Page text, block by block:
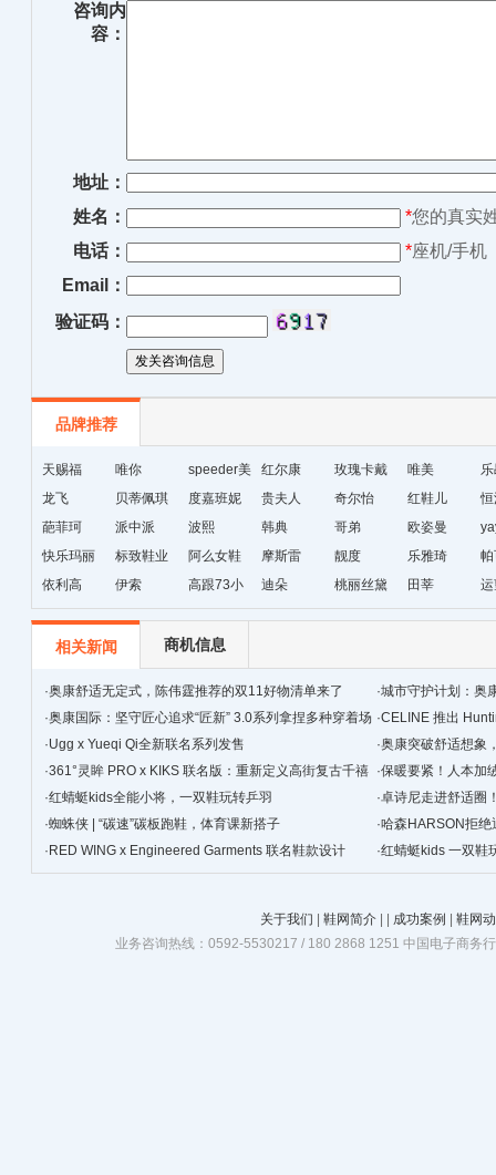
咨询内
容：
地址：
姓名：
*您的真实
电话：
*座机/手机
Email：
验证码：
品牌推荐
天赐福 唯你
speeder美
国暴龙
红尔康
玫瑰卡戴
尔
唯美
龙飞
贝蒂佩琪 度嘉班妮 贵夫人 奇尔怡 红鞋儿
葩菲珂
派中派 波熙 韩典 哥弟 欧姿曼
快乐玛丽
标致鞋业 阿么女鞋 摩斯雷 靓度 乐雅琦
依利高
伊索
高跟73小
时
迪朵 桃丽丝黛 田莘
相关新闻 商机信息
·奥康舒适无定式，陈伟霆推荐的双11好物清单来了 ·城市守护计划：奥
·奥康国际：坚守匠心追求“匠新” 3.0系列拿捏多种穿着场
景
·CELINE 推出
·Ugg x Yueqi Qi全新联名系列发售 ·奥康突破舒适想象
·361°灵眸 PRO x KIKS 联名版：重新定义高街复古千禧
跑鞋
·保暖要紧！人本加
·红蜻蜓kids全能小将，一双鞋玩转乒羽 ·卓诗尼走进舒适圈
·蜘蛛侠 | “碳速”碳板跑鞋，体育课新搭子 ·哈森HARSON拒绝
· RED WING x Engineered Garments 联名鞋款设计 ·红蜻蜓kids 一双鞋
关于我们 鞋网简介 成功案例
鞋网
业务咨询热线：0592-5530217 / 180 2868 1251 中国电子商务